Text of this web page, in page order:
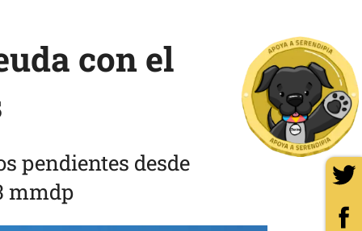
con el
pendientes desde
mmdp